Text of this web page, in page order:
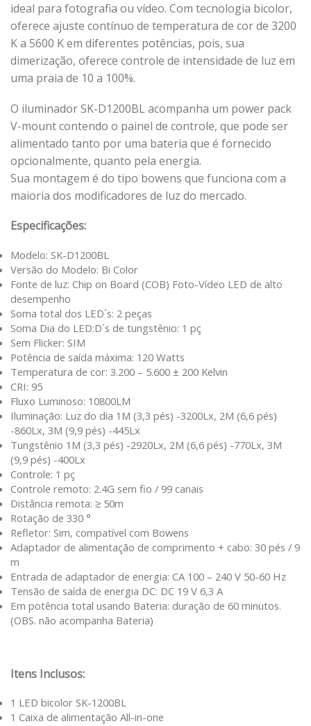
ideal para fotografia ou vídeo. Com tecnologia bicolor,
oferece ajuste contínuo de temperatura de cor de 3200
K a 5600 K em diferentes potências, pois, sua
dimerização, oferece controle de intensidade de luz em
uma praia de 10 a 100%.
O iluminador SK-D1200BL acompanha um power pack
V-mount contendo o painel de controle, que pode ser
alimentado tanto por uma bateria que é fornecido
opcionalmente, quanto pela energia.
Sua montagem é do tipo bowens que funciona com a
maioria dos modificadores de luz do mercado.
Especificações:
Modelo: SK-D1200BL
Versão do Modelo: Bi Color
Fonte de luz: Chip on Board (COB) Foto-Vídeo LED de alto
desempenho
Soma total dos LED´s: 2 peças
Soma Dia do LED:D´s de tungstênio: 1 pç
Sem Flicker: SIM
Potência de saída máxima: 120 Watts
Temperatura de cor: 3.200 – 5.600 ± 200 Kelvin
CRI: 95
Fluxo Luminoso: 10800LM
Iluminação: Luz do dia 1M (3,3 pés) -3200Lx, 2M (6,6 pés)
-860Lx, 3M (9,9 pés) -445Lx
Tungstênio 1M (3,3 pés) -2920Lx, 2M (6,6 pés) -770Lx, 3M
(9,9 pés) -400Lx
Controle: 1 pç
Controle remoto: 2.4G sem fio / 99 canais
Distância remota: ≥ 50m
Rotação de 330 °
Refletor: Sim, compatível com Bowens
Adaptador de alimentação de comprimento + cabo: 30 pés / 9
m
Entrada de adaptador de energia: CA 100 – 240 V 50-60 Hz
Tensão de saída de energia DC: DC 19 V 6,3 A
Em potência total usando Bateria: duração de 60 minutos.
(OBS. não acompanha Bateria)
Itens Inclusos:
1 LED bicolor SK-1200BL
1 Caixa de alimentação All-in-one